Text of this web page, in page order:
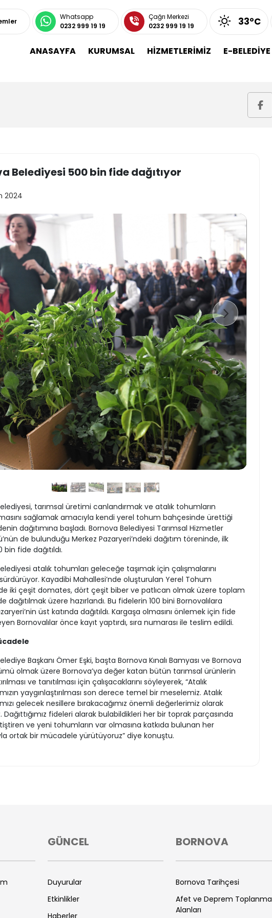
Whatsapp
0232 999 19 19
Çağrı Merkezi
0232 999 19 19
33°C
ANASAYFA KURUMSAL HİZMETLERİMİZ E-BELEDİYE
Belediyesi 500 bin fide dağıtıyor
2024
tarımsal üretimi canlandırmak ve atalık tohumların
sağlamak amacıyla kendi yerel tohum bahçesinde ürettiği
dağıtımına başladı. Bornova Belediyesi Tarımsal Hizmetler
de bulunduğu Merkez Pazaryeri’ndeki dağıtım töreninde, ilk
fide dağıtıldı.
atalık tohumları geleceğe taşımak için çalışmalarını
Kayadibi Mahallesi’nde oluşturulan Yerel Tohum
iki çeşit domates, dört çeşit biber ve patlıcan olmak üzere toplam
dağıtılmak üzere hazırlandı. Bu fidelerin 100 bini Bornovalılara
üst katında dağıtıldı. Kargaşa olmasını önlemek için fide
Bornovalılar önce kayıt yaptırdı, sıra numarası ile teslim edildi.
Başkanı Ömer Eşki, başta Bornova Kınalı Bamyası ve Bornova
olmak üzere Bornova’ya değer katan bütün tarımsal ürünlerin
ve tanıtılması için çalışacaklarını söyleyerek, “Atalık
yaygınlaştırılması son derece temel bir meselemiz. Atalık
gelecek nesillere bırakacağımız önemli değerlerimiz olarak
Dağıttığımız fideleri alarak bulabildikleri her bir toprak parçasında
ve yeni tohumların var olmasına katkıda bulunan her
ortak bir mücadele yürütüyoruz” diye konuştu.
GÜNCEL
Duyurular
Etkinlikler
Haberler
BORNOVA
Bornova Tarihçesi
Afet ve Deprem Toplanma
Alanları